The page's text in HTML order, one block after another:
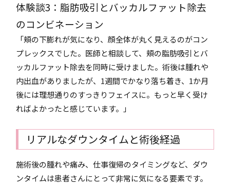
体験談3：脂肪吸引とバッカルファット除去
のコンビネーション
「頬の下膨れが気になり、顔全体が丸く見えるのがコン
プレックスでした。医師と相談して、頬の脂肪吸引とバ
ッカルファット除去を同時に受けました。術後は腫れや
内出血がありましたが、1週間でかなり落ち着き、1か月
後には理想通りのすっきりフェイスに。もっと早く受け
ればよかったと感じています。」
リアルなダウンタイムと術後経過
施術後の腫れや痛み、仕事復帰のタイミングなど、ダウ
ンタイムは患者さんにとって非常に気になる要素です。